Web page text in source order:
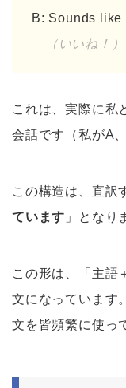
B: Sounds like
（いいね！）
これは、実際に私
会話です（私がA
この構造は、直訳
ています 」となり
この形は、「主語
文になっています
文を皆頻繁に使っ